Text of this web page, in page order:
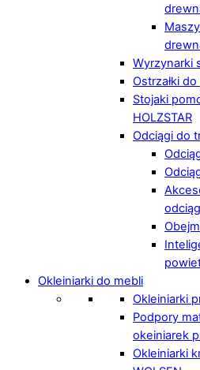
Wyrzynarki
Ostrzałki do
Stojaki
HOLZSTAR
Odciągi do
Okleiniarki do mebli
Okleiniarki
Podpory
okeiniarek
Okleiniarki